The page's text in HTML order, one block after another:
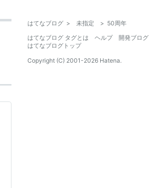
はてなブログ > 未指定 > 50周年
はてなブログ タグとは
ヘルプ
開発ブログ
はてなブログトップ
Copyright (C) 2001-2026 Hatena.